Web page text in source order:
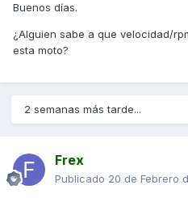
Buenos días.
¿Alguien sabe a que velocidad/
esta moto?
2 semanas más tarde...
Frex
Publicado 20 de Febrero